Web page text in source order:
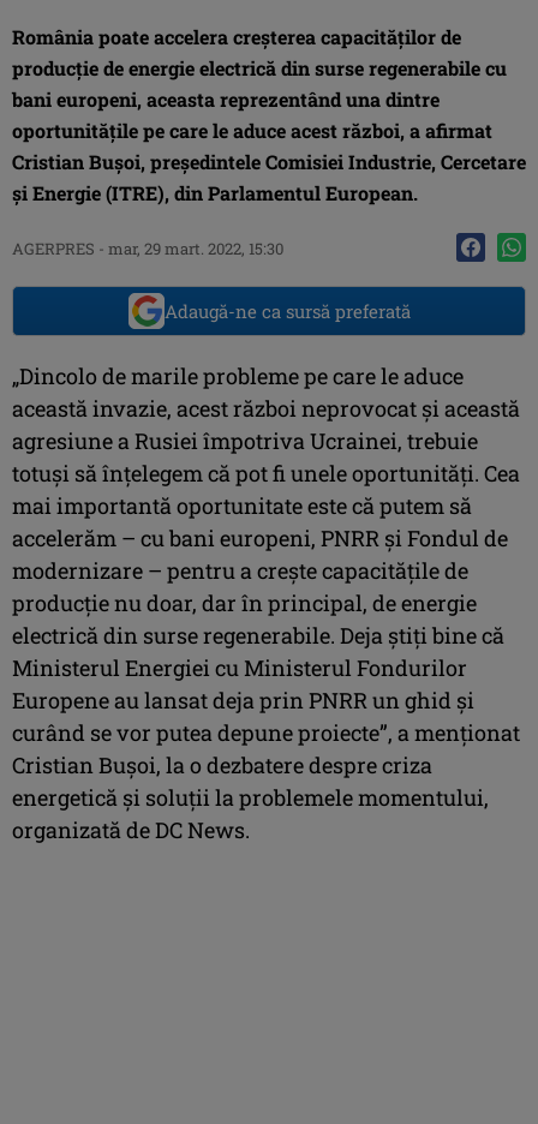
România poate accelera creşterea capacităţilor de
producţie de energie electrică din surse regenerabile cu
bani europeni, aceasta reprezentând una dintre
oportunităţile pe care le aduce acest război, a afirmat
Cristian Buşoi, preşedintele Comisiei Industrie, Cercetare
şi Energie (ITRE), din Parlamentul European.
AGERPRES - mar, 29 mart. 2022, 15:30
Adaugă-ne ca sursă preferată
„Dincolo de marile probleme pe care le aduce
această invazie, acest război neprovocat şi această
agresiune a Rusiei împotriva Ucrainei, trebuie
totuşi să înţelegem că pot fi unele oportunităţi. Cea
mai importantă oportunitate este că putem să
accelerăm – cu bani europeni, PNRR şi Fondul de
modernizare – pentru a creşte capacităţile de
producţie nu doar, dar în principal, de energie
electrică din surse regenerabile. Deja ştiţi bine că
Ministerul Energiei cu Ministerul Fondurilor
Europene au lansat deja prin PNRR un ghid şi
curând se vor putea depune proiecte”, a menţionat
Cristian Buşoi, la o dezbatere despre criza
energetică şi soluţii la problemele momentului,
organizată de DC News.